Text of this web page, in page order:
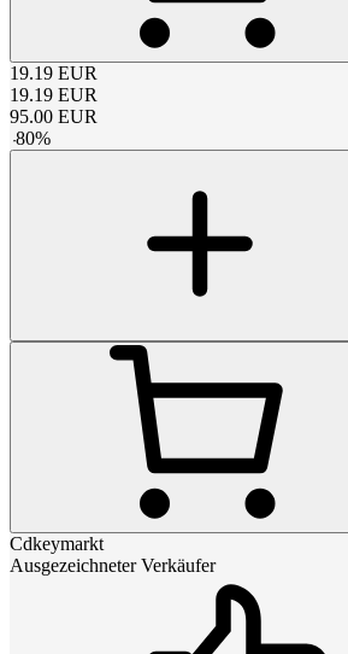
19.19 EUR
19.19 EUR
95.00 EUR
-80%
Cdkeymarkt
Ausgezeichneter Verkäufer